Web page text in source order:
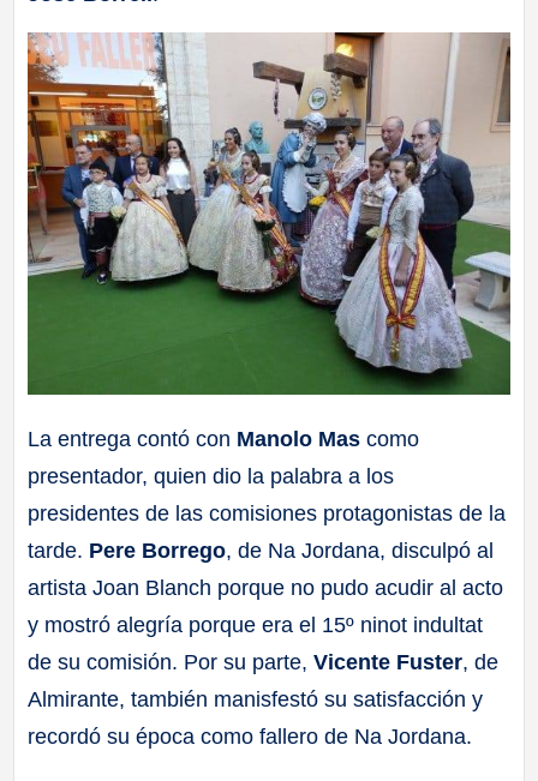
La entrega contó con Manolo Mas como
presentador, quien dio la palabra a los
presidentes de las comisiones protagonistas de la
tarde. Pere Borrego, de Na Jordana, disculpó al
artista Joan Blanch porque no pudo acudir al acto
y mostró alegría porque era el 15º ninot indultat
de su comisión. Por su parte,Vicente Fuster, de
Almirante, también manisfestó su satisfacción y
recordó su época como fallero de Na Jordana.